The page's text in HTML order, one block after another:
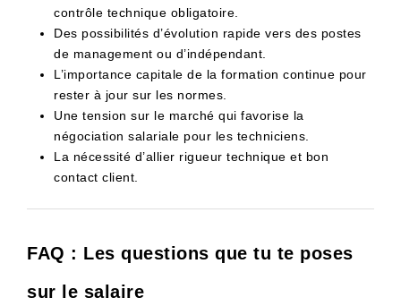
contrôle technique obligatoire.
Des possibilités d’évolution rapide vers des postes
de management ou d’indépendant.
L’importance capitale de la formation continue pour
rester à jour sur les normes.
Une tension sur le marché qui favorise la
négociation salariale pour les techniciens.
La nécessité d’allier rigueur technique et bon
contact client.
FAQ : Les questions que tu te poses
sur le salaire